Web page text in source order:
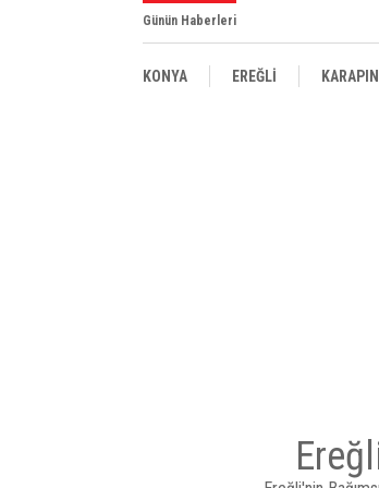
Günün Haberleri
KONYA EREĞLİ